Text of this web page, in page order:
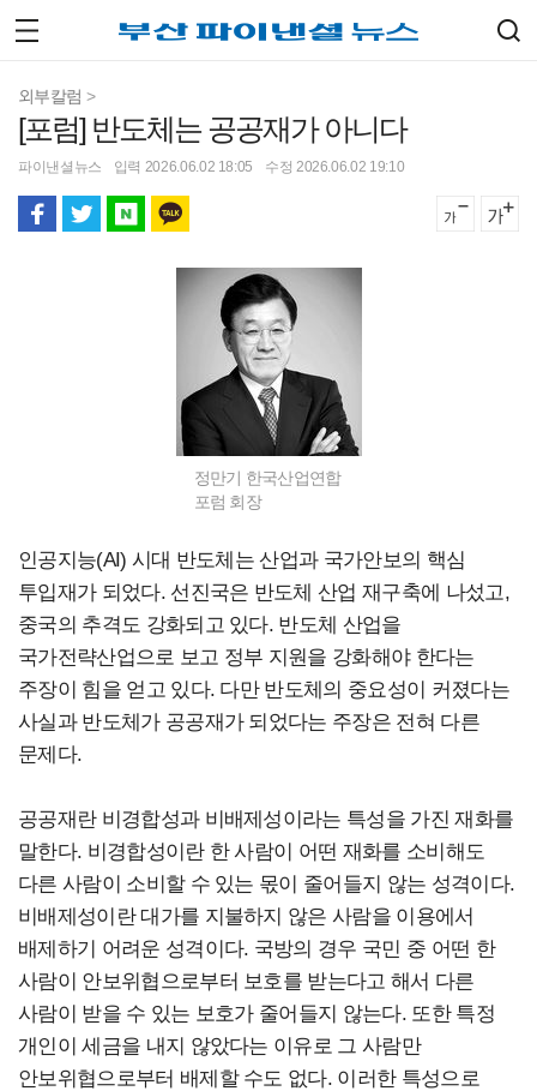
외부칼럼 >
[포럼] 반도체는 공공재가 아니다
파이낸셜뉴스 입력 2026.06.02 18:05 수정 2026.06.02 19:10
정만기 한국산업연합
포럼 회장
인공지능(AI) 시대 반도체는 산업과 국가안보의 핵심
투입재가 되었다. 선진국은 반도체 산업 재구축에 나섰고,
중국의 추격도 강화되고 있다. 반도체 산업을
국가전략산업으로 보고 정부 지원을 강화해야 한다는
주장이 힘을 얻고 있다. 다만 반도체의 중요성이 커졌다는
사실과 반도체가 공공재가 되었다는 주장은 전혀 다른
문제다.
공공재란 비경합성과 비배제성이라는 특성을 가진 재화를
말한다. 비경합성이란 한 사람이 어떤 재화를 소비해도
다른 사람이 소비할 수 있는 몫이 줄어들지 않는 성격이다.
비배제성이란 대가를 지불하지 않은 사람을 이용에서
배제하기 어려운 성격이다. 국방의 경우 국민 중 어떤 한
사람이 안보위협으로부터 보호를 받는다고 해서 다른
사람이 받을 수 있는 보호가 줄어들지 않는다. 또한 특정
개인이 세금을 내지 않았다는 이유로 그 사람만
안보위협으로부터 배제할 수도 없다. 이러한 특성으로